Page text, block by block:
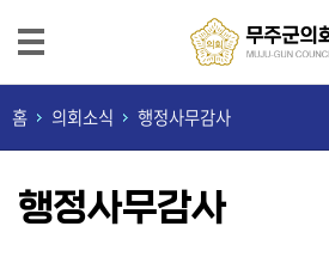
본문으로 바로가기
메인메뉴 바로가기
의
회
내
홈 의회소식 행정사무감사
행정사무감사